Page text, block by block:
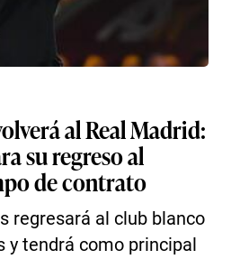
al Real Madrid:
su regreso al
de contrato
regresará al club blanco
y tendrá como principal